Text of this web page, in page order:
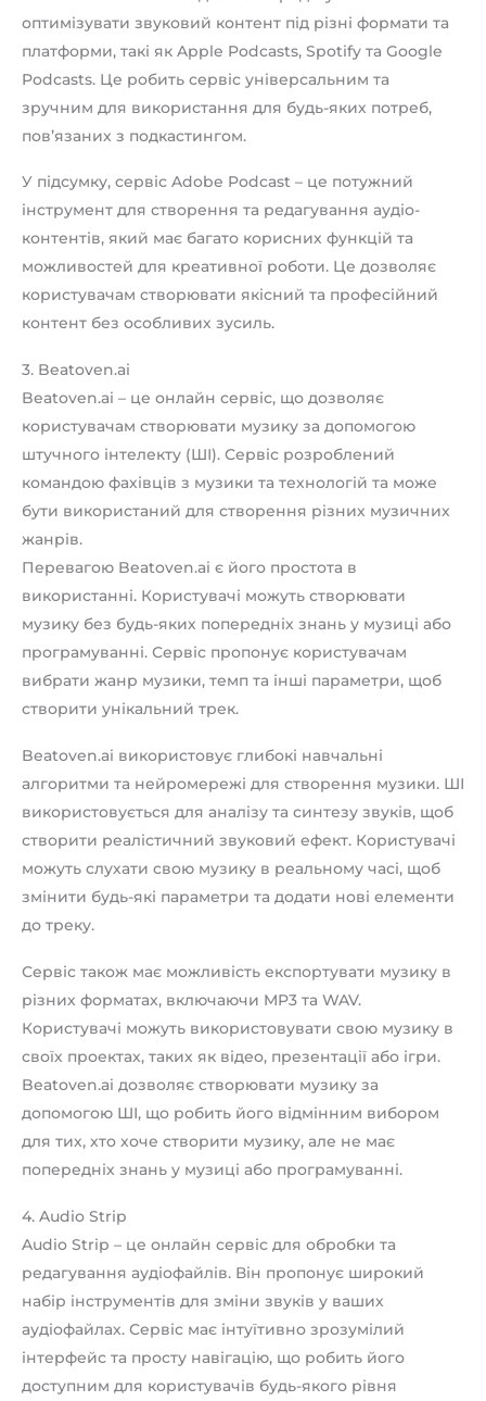
оптимізувати звуковий контент під різні формати та
платформи, такі як Apple Podcasts, Spotify та Google
Podcasts. Це робить сервіс універсальним та
зручним для використання для будь-яких потреб,
пов’язаних з подкастингом.
У підсумку, сервіс Adobe Podcast – це потужний
інструмент для створення та редагування аудіо-
контентів, який має багато корисних функцій та
можливостей для креативної роботи. Це дозволяє
користувачам створювати якісний та професійний
контент без особливих зусиль.
3. Beatoven.ai
Beatoven.ai – це онлайн сервіс, що дозволяє
користувачам створювати музику за допомогою
штучного інтелекту (ШІ). Сервіс розроблений
командою фахівців з музики та технологій та може
бути використаний для створення різних музичних
жанрів.
Перевагою Beatoven.ai є його простота в
використанні. Користувачі можуть створювати
музику без будь-яких попередніх знань у музиці або
програмуванні. Сервіс пропонує користувачам
вибрати жанр музики, темп та інші параметри, щоб
створити унікальний трек.
Beatoven.ai використовує глибокі навчальні
алгоритми та нейромережі для створення музики. ШІ
використовується для аналізу та синтезу звуків, щоб
створити реалістичний звуковий ефект. Користувачі
можуть слухати свою музику в реальному часі, щоб
змінити будь-які параметри та додати нові елементи
до треку.
Сервіс також має можливість експортувати музику в
різних форматах, включаючи MP3 та WAV.
Користувачі можуть використовувати свою музику в
своїх проектах, таких як відео, презентації або ігри.
Beatoven.ai дозволяє створювати музику за
допомогою ШІ, що робить його відмінним вибором
для тих, хто хоче створити музику, але не має
попередніх знань у музиці або програмуванні.
4. Audio Strip
Audio Strip – це онлайн сервіс для обробки та
редагування аудіофайлів. Він пропонує широкий
набір інструментів для зміни звуків у ваших
аудіофайлах. Сервіс має інтуїтивно зрозумілий
інтерфейс та просту навігацію, що робить його
доступним для користувачів будь-якого рівня